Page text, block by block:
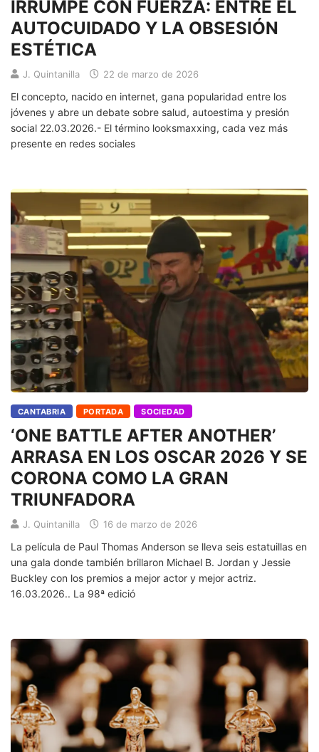
IRRUMPE CON FUERZA: ENTRE EL
AUTOCUIDADO Y LA OBSESIÓN
ESTÉTICA
J. Quintanilla 22 de marzo de 2026
El concepto, nacido en internet, gana popularidad entre los
jóvenes y abre un debate sobre salud, autoestima y presión
social 22.03.2026.- El término looksmaxxing, cada vez más
presente en redes sociales
CANTABRIA PORTADA SOCIEDAD
‘ONE BATTLE AFTER ANOTHER’
ARRASA EN LOS OSCAR 2026 Y SE
CORONA COMO LA GRAN
TRIUNFADORA
J. Quintanilla 16 de marzo de 2026
La película de Paul Thomas Anderson se lleva seis estatuillas en
una gala donde también brillaron Michael B. Jordan y Jessie
Buckley con los premios a mejor actor y mejor actriz.
16.03.2026.. La 98ª edició